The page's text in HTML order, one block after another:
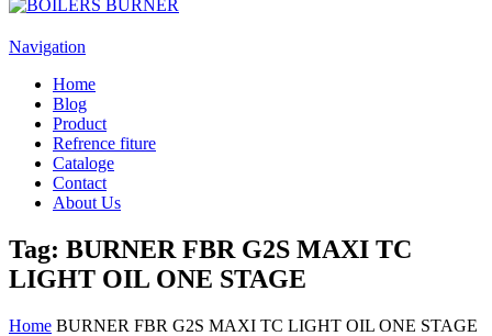
Navigation
Home
Blog
Product
Refrence fiture
Cataloge
Contact
About Us
Tag: BURNER FBR G2S MAXI TC
LIGHT OIL ONE STAGE
Home BURNER FBR G2S MAXI TC LIGHT OIL ONE STAGE